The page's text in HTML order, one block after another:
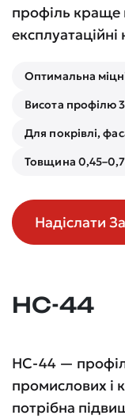
профіль краще
Оптимальна
Висота профілю
Для покрівлі,
Товщина
Надіслати
НС-44
НС-44 —
промислових і
потрібна